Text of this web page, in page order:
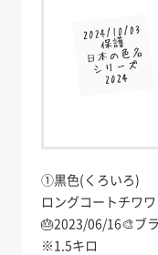
①黒色(くろいろ)
ロングコートチワ
🎂2023/06/16🎨ブ
※1.5キロ